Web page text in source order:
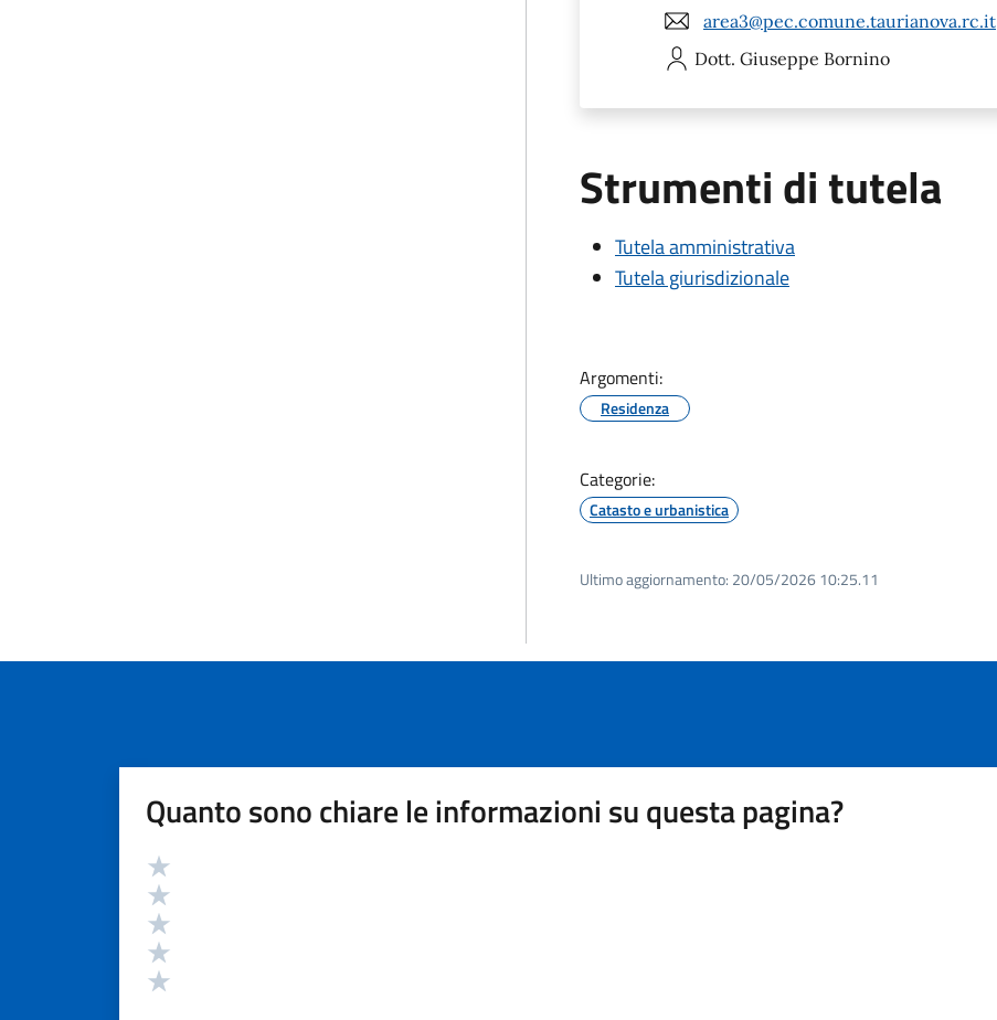
area3@pec.comune.taurianova.rc.it
Dott. Giuseppe Bornino
Strumenti di tutela
Tutela amministrativa
Tutela giurisdizionale
Argomenti:
Residenza
Categorie:
Catasto e urbanistica
Ultimo aggiornamento: 20/05/2026 10:25.11
Quanto sono chiare le informazioni su questa pagina?
Valutazione